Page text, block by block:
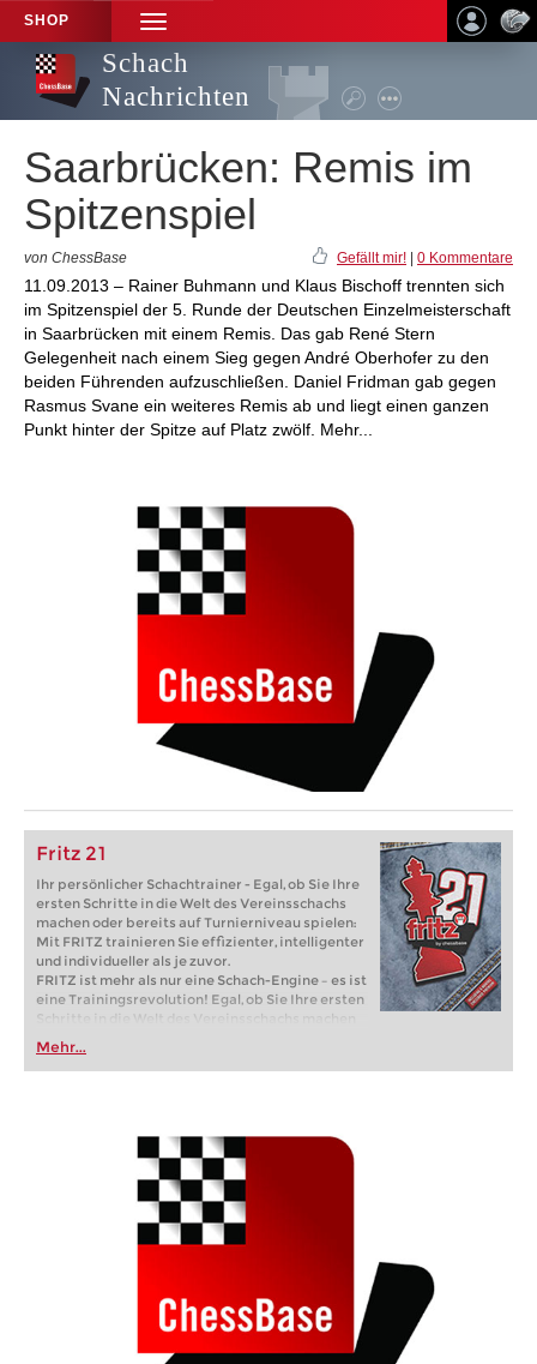
SHOP
TOGGLE
NAVIGATION
Schach
Nachrichten
Saarbrücken: Remis im
Spitzenspiel
von ChessBase Gefällt mir! 0 Kommentare
11.09.2013 – Rainer Buhmann und Klaus Bischoff trennten sich
im Spitzenspiel der 5. Runde der Deutschen Einzelmeisterschaft
in Saarbrücken mit einem Remis. Das gab René Stern
Gelegenheit nach einem Sieg gegen André Oberhofer zu den
beiden Führenden aufzuschließen. Daniel Fridman gab gegen
Rasmus Svane ein weiteres Remis ab und liegt einen ganzen
Punkt hinter der Spitze auf Platz zwölf. Mehr...
Fritz 21
Ihr persönlicher Schachtrainer - Egal, ob Sie Ihre
ersten Schritte in die Welt des Vereinsschachs
machen oder bereits auf Turnierniveau spielen:
Mit FRITZ trainieren Sie effizienter, intelligenter
und individueller als je zuvor.
FRITZ ist mehr als nur eine Schach-Engine – es ist
eine Trainingsrevolution! Egal, ob Sie Ihre ersten
Schritte in die Welt des Vereinsschachs machen
oder bereits auf Turnierniveau spielen: Mit
FRITZ trainieren Sie effizienter, intelligenter und
individueller als je zuvor.
Mehr...